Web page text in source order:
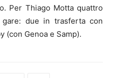
Per Thiago Motta quattro
due in trasferta con
(con Genoa e Samp).